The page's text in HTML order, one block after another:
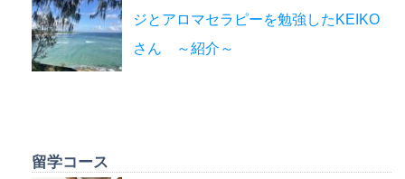
ジとアロマセラピーを勉強したKEIKO
さん ～紹介～
留学コース